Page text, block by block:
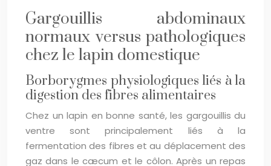
Gargouillis abdominaux
normaux versus pathologiques
chez le lapin domestique
Borborygmes physiologiques liés à la
digestion des fibres alimentaires
Chez un lapin en bonne santé, les gargouillis du
ventre sont principalement liés à la
fermentation des fibres et au déplacement des
gaz dans le cæcum et le côlon. Après un repas